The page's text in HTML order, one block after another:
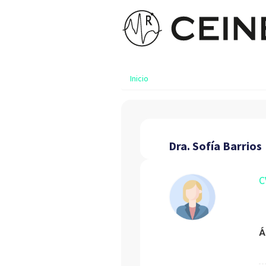
Inicio
Dra. Sofía Barrios